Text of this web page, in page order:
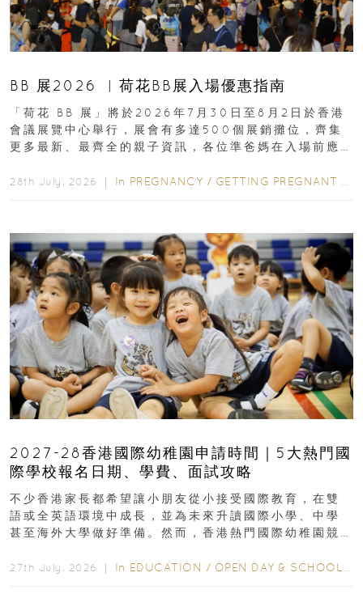
BB 展2026 ︳荷花BB展入場優惠指南
「荷花 BB 展」將於2026年7月30日至8月2日於香港
會議展覽中心舉行，展會有多達500個展銷攤位，齊集
更多最新、最齊全的親子資訊，各位準爸媽在入場前應
28th July, 2026 ｜ In PREGNANCY / GETTING PREGNANT
2027-28香港國際幼稚園申請時間｜5大熱門國
際學校報名日期、學費、面試攻略
不少香港家長都希望讓小朋友從小接受國際教育，在雙
語或全英語環境中成長，並為未來升讀國際小學、中學
甚至海外大學做好準備。然而，香港熱門國際幼稚園競
27th July, 2026 ｜ In EDUCATION / OPEN DAY & SCHOOL EVENTS